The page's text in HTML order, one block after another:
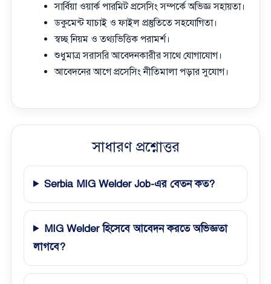
সার্বিয়া ওয়ার্ক পারমিট প্রসেসিং সম্পর্কে অভিজ্ঞ সহায়তা।
ডকুমেন্ট যাচাই ও ফাইল প্রস্তুতিতে সহযোগিতা।
স্বচ্ছ নিয়ম ও তথ্যভিত্তিক পরামর্শ।
শুধুমাত্র সরাসরি আবেদনকারীর সাথে যোগাযোগ।
আবেদনের আগে প্রসেসিং নীতিমালা পড়ার সুযোগ।
সাধারণ প্রশ্নোত্তর
Serbia MIG Welder Job-এর বেতন কত?
MIG Welder হিসেবে আবেদন করতে অভিজ্ঞতা
লাগবে?